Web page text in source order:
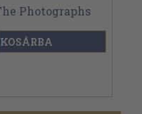
KOSÁRBA